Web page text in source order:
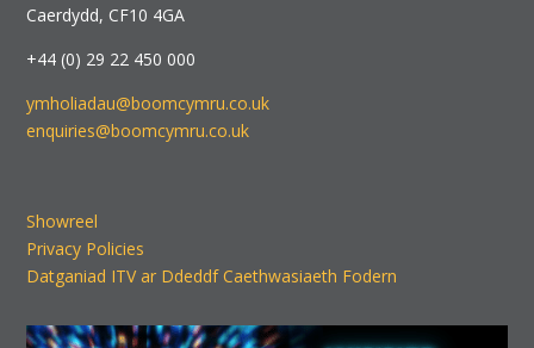
Caerdydd, CF10 4GA
+44 (0) 29 22 450 000
ymholiadau@boomcymru.co.uk
enquiries@boomcymru.co.uk
Showreel
Privacy Policies
Datganiad ITV ar Ddeddf Caethwasiaeth Fodern